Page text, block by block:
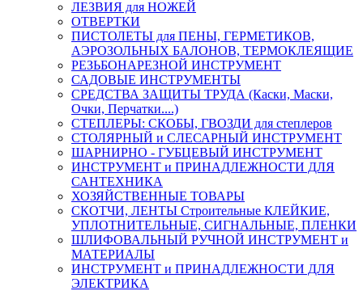
ЛЕЗВИЯ для НОЖЕЙ
ОТВЕРТКИ
ПИСТОЛЕТЫ для ПЕНЫ, ГЕРМЕТИКОВ,
АЭРОЗОЛЬНЫХ БАЛОНОВ, ТЕРМОКЛЕЯЩИЕ
РЕЗЬБОНАРЕЗНОЙ ИНСТРУМЕНТ
САДОВЫЕ ИНСТРУМЕНТЫ
СРЕДСТВА ЗАЩИТЫ ТРУДА (Каски, Маски,
Очки, Перчатки....)
СТЕПЛЕРЫ: СКОБЫ, ГВОЗДИ для степлеров
СТОЛЯРНЫЙ и СЛЕСАРНЫЙ ИНСТРУМЕНТ
ШАРНИРНО - ГУБЦЕВЫЙ ИНСТРУМЕНТ
ИНСТРУМЕНТ и ПРИНАДЛЕЖНОСТИ ДЛЯ
САНТЕХНИКА
ХОЗЯЙСТВЕННЫЕ ТОВАРЫ
СКОТЧИ, ЛЕНТЫ Строительные КЛЕЙКИЕ,
УПЛОТНИТЕЛЬНЫЕ, СИГНАЛЬНЫЕ, ПЛЕНКИ
ШЛИФОВАЛЬНЫЙ РУЧНОЙ ИНСТРУМЕНТ и
МАТЕРИАЛЫ
ИНСТРУМЕНТ и ПРИНАДЛЕЖНОСТИ ДЛЯ
ЭЛЕКТРИКА